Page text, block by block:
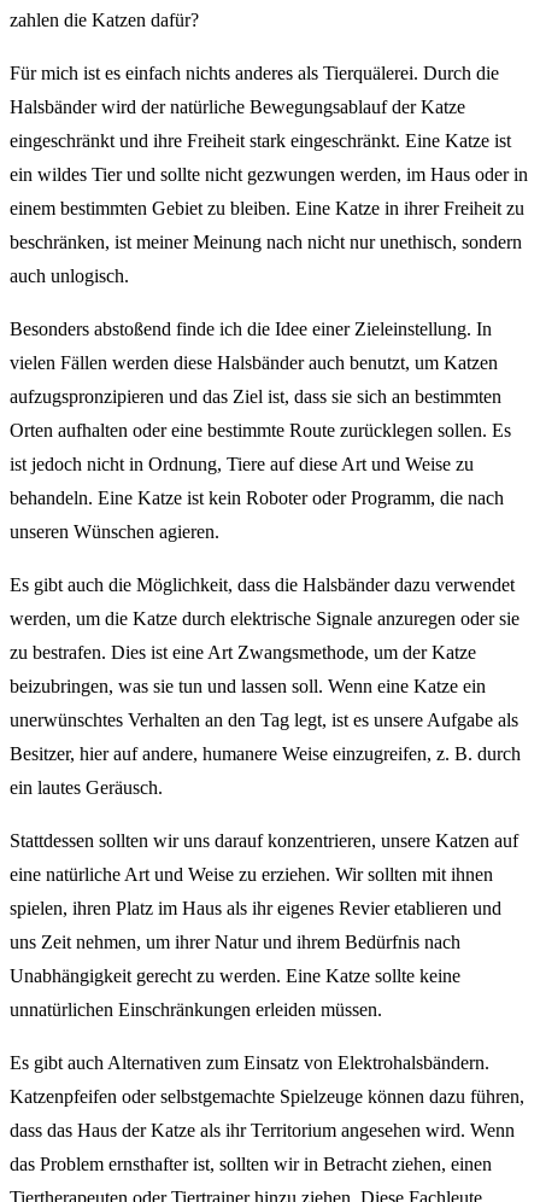
zahlen die Katzen dafür?
Für mich ist es einfach nichts anderes als Tierquälerei. Durch die
Halsbänder wird der natürliche Bewegungsablauf der Katze
eingeschränkt und ihre Freiheit stark eingeschränkt. Eine Katze ist
ein wildes Tier und sollte nicht gezwungen werden, im Haus oder in
einem bestimmten Gebiet zu bleiben. Eine Katze in ihrer Freiheit zu
beschränken, ist meiner Meinung nach nicht nur unethisch, sondern
auch unlogisch.
Besonders abstoßend finde ich die Idee einer Zieleinstellung. In
vielen Fällen werden diese Halsbänder auch benutzt, um Katzen
aufzugspronzipieren und das Ziel ist, dass sie sich an bestimmten
Orten aufhalten oder eine bestimmte Route zurücklegen sollen. Es
ist jedoch nicht in Ordnung, Tiere auf diese Art und Weise zu
behandeln. Eine Katze ist kein Roboter oder Programm, die nach
unseren Wünschen agieren.
Es gibt auch die Möglichkeit, dass die Halsbänder dazu verwendet
werden, um die Katze durch elektrische Signale anzuregen oder sie
zu bestrafen. Dies ist eine Art Zwangsmethode, um der Katze
beizubringen, was sie tun und lassen soll. Wenn eine Katze ein
unerwünschtes Verhalten an den Tag legt, ist es unsere Aufgabe als
Besitzer, hier auf andere, humanere Weise einzugreifen, z. B. durch
ein lautes Geräusch.
Stattdessen sollten wir uns darauf konzentrieren, unsere Katzen auf
eine natürliche Art und Weise zu erziehen. Wir sollten mit ihnen
spielen, ihren Platz im Haus als ihr eigenes Revier etablieren und
uns Zeit nehmen, um ihrer Natur und ihrem Bedürfnis nach
Unabhängigkeit gerecht zu werden. Eine Katze sollte keine
unnatürlichen Einschränkungen erleiden müssen.
Es gibt auch Alternativen zum Einsatz von Elektrohalsbändern.
Katzenpfeifen oder selbstgemachte Spielzeuge können dazu führen,
dass das Haus der Katze als ihr Territorium angesehen wird. Wenn
das Problem ernsthafter ist, sollten wir in Betracht ziehen, einen
Tiertherapeuten oder Tiertrainer hinzu ziehen. Diese Fachleute